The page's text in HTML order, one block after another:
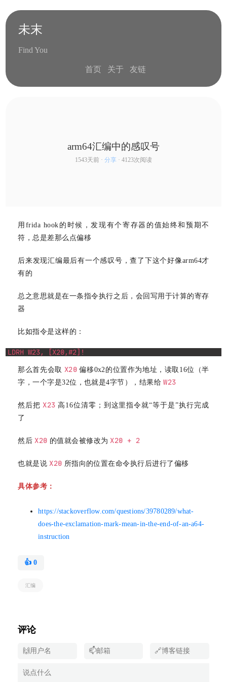
未末
Find You
首页 关于 友链
arm64汇编中的感叹号
1543天前 · 分享 · 4123次阅读
用frida hook的时候，发现有个寄存器的值始终和预期不
符，总是差那么点偏移
后来发现汇编最后有一个感叹号，查了下这个好像arm64才
有的
总之意思就是在一条指令执行之后，会回写用于计算的寄存
器
比如指令是这样的：
LDRH W23, [X20,#2]!
那么首先会取 X20 偏移0x2的位置作为地址，读取16位（半
字，一个字是32位，也就是4字节），结果给 W23
然后把 X23 高16位清零；到这里指令就“等于是”执行完成
了
然后 X20 的值就会被修改为 X20 + 2
也就是说 X20 所指向的位置在命令执行后进行了偏移
具体参考：
https://stackoverflow.com/questions/39780289/what-
does-the-exclamation-mark-mean-in-the-end-of-an-a64-
instruction
👍 0
汇编
评论